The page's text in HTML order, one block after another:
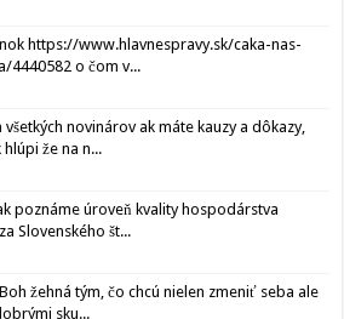
https://www.hlavnespravy.sk/caka-nas-
4440582 o čom v...
všetkých novinárov ak máte kauzy a dôkazy,
že na n...
poznáme úroveň kvality hospodárstva
Slovenského št...
žehná tým, čo chcú nielen zmeniť seba ale
sku...